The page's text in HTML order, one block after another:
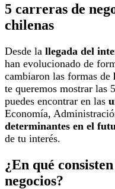
5 carreras de
chilenas
Desde la llegada del
han evolucionado de
cambiaron las formas de
te queremos mostrar las 5
puedes encontrar en las
Economía,
determinantes en el
de tu interés.
¿En qué
negocios?